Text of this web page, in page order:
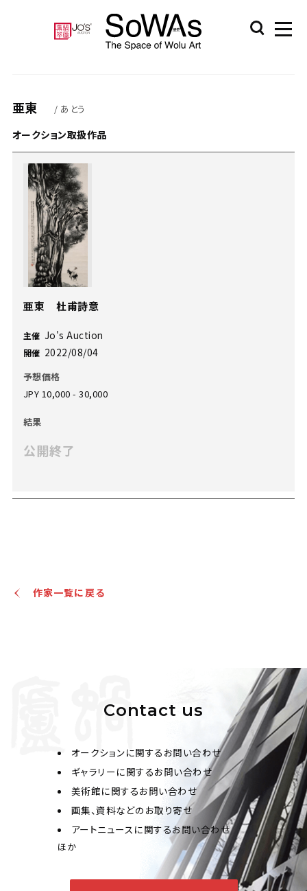
亜東 / あとう
オークション取扱作品
亜東 杜甫詩意
主催 Jo's Auction
開催 2022/08/04
予想価格
JPY 10,000 - 30,000
結果
公開終了
作家一覧に戻る
Contact us
オークションに関するお問い合わせ
ギャラリーに関するお問い合わせ
美術館に関するお問い合わせ
画集、資料などのお取り寄せ
アートニュースに関するお問い合わせ
ほか